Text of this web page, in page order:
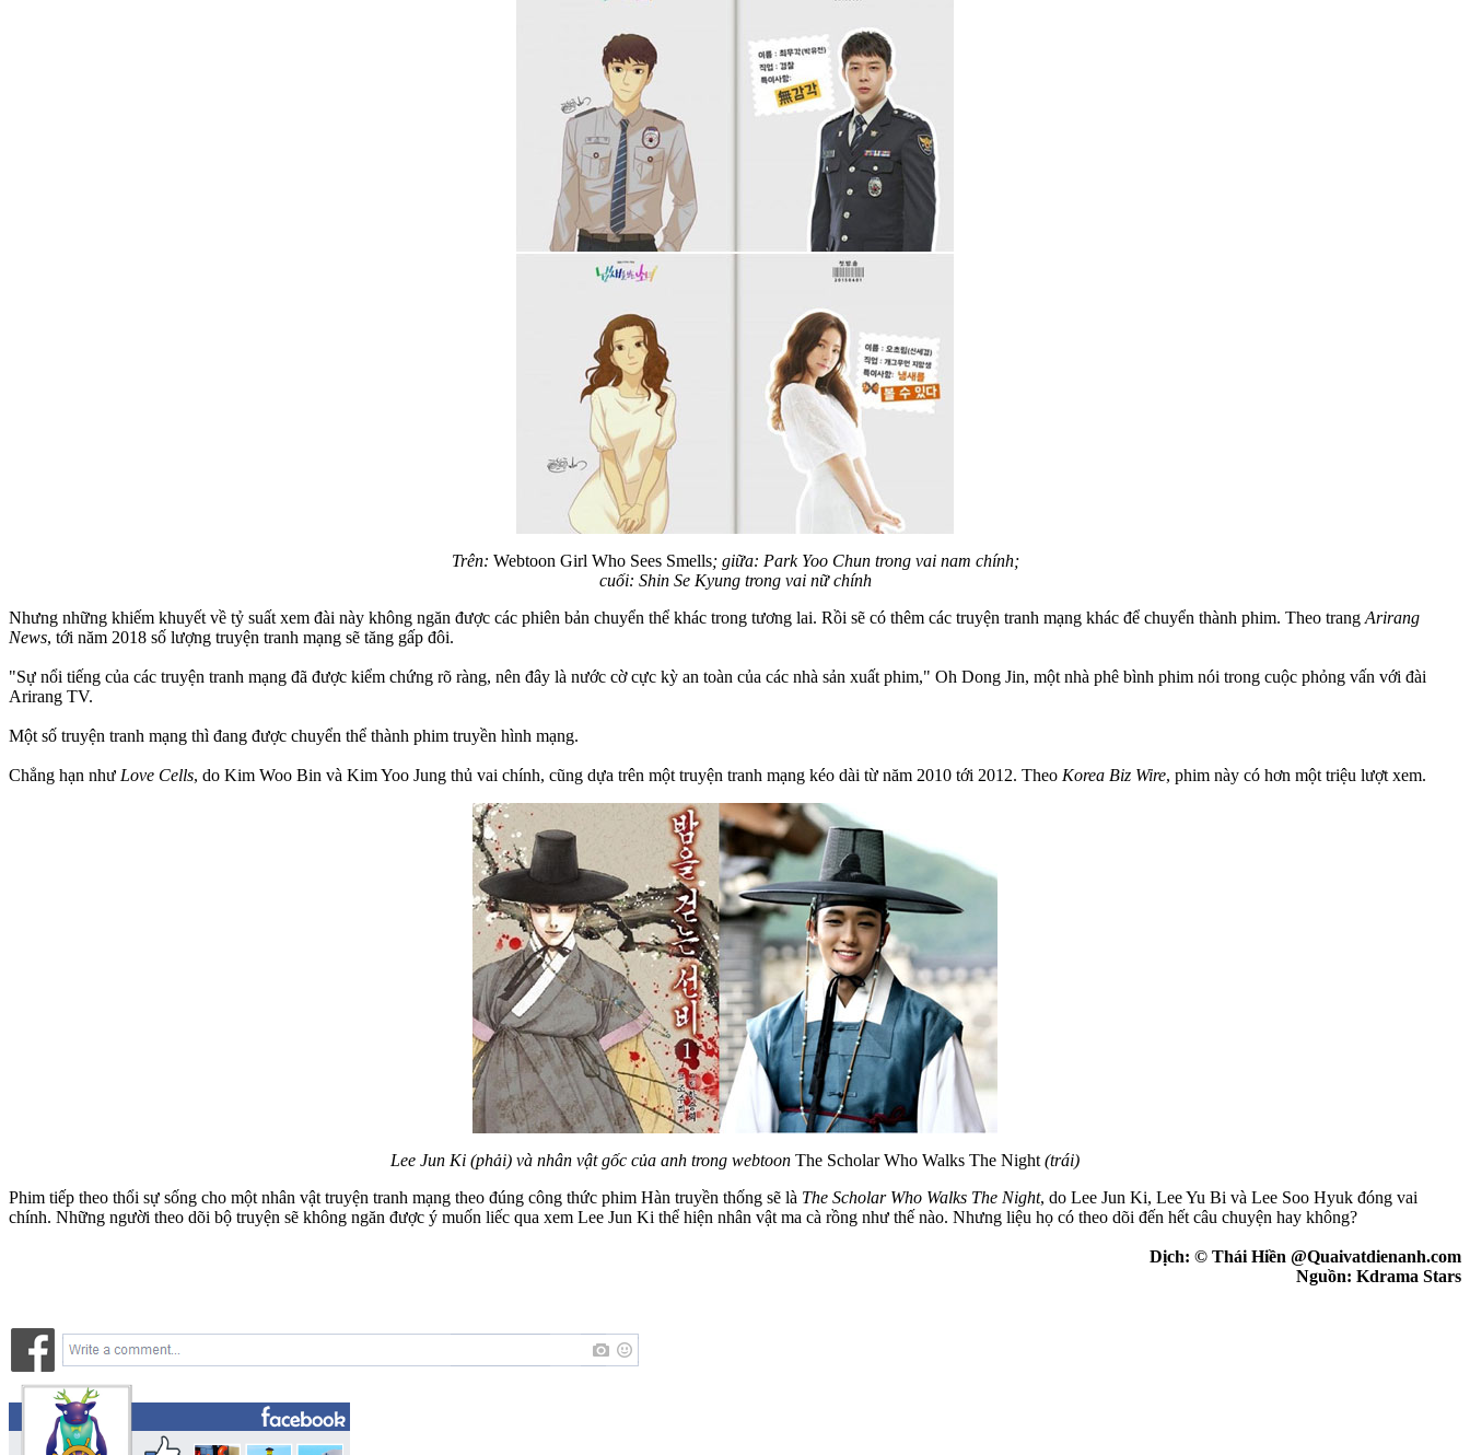
Trên: Webtoon Girl Who Sees Smells; giữa: Park Yoo Chun trong vai nam chính;
cuối: Shin Se Kyung trong vai nữ chính
Nhưng những khiếm khuyết về tỷ suất xem đài này không ngăn được các phiên bản chuyển thể khác trong tương lai. Rồi sẽ có thêm các truyện tranh mạng khác để chuyển thành phim. Theo trang Arirang
News, tới năm 2018 số lượng truyện tranh mạng sẽ tăng gấp đôi.
"Sự nổi tiếng của các truyện tranh mạng đã được kiểm chứng rõ ràng, nên đây là nước cờ cực kỳ an toàn của các nhà sản xuất phim," Oh Dong Jin, một nhà phê bình phim nói trong cuộc phỏng vấn với đài
Arirang TV.
Một số truyện tranh mạng thì đang được chuyển thể thành phim truyền hình mạng.
Chẳng hạn như Love Cells, do Kim Woo Bin và Kim Yoo Jung thủ vai chính, cũng dựa trên một truyện tranh mạng kéo dài từ năm 2010 tới 2012. Theo Korea Biz Wire, phim này có hơn một triệu lượt xem.
Lee Jun Ki (phải) và nhân vật gốc của anh trong webtoon The Scholar Who Walks The Night (trái)
Phim tiếp theo thổi sự sống cho một nhân vật truyện tranh mạng theo đúng công thức phim Hàn truyền thống sẽ là The Scholar Who Walks The Night, do Lee Jun Ki, Lee Yu Bi và Lee Soo Hyuk đóng vai
chính. Những người theo dõi bộ truyện sẽ không ngăn được ý muốn liếc qua xem Lee Jun Ki thể hiện nhân vật ma cà rồng như thế nào. Nhưng liệu họ có theo dõi đến hết câu chuyện hay không?
Dịch: © Thái Hiền @Quaivatdienanh.com
Nguồn: Kdrama Stars